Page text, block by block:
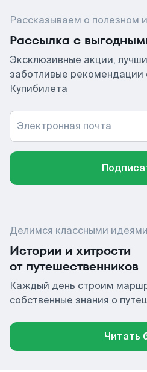
Рассказываем о полезном
Рассылка с
Эксклюзивные акции,
заботливые рекомендации
Купибилета
Электронная почта
Делимся классными идеями
Истории и хитрости
от путешественников
Каждый день строим
собственные знания о
Читать